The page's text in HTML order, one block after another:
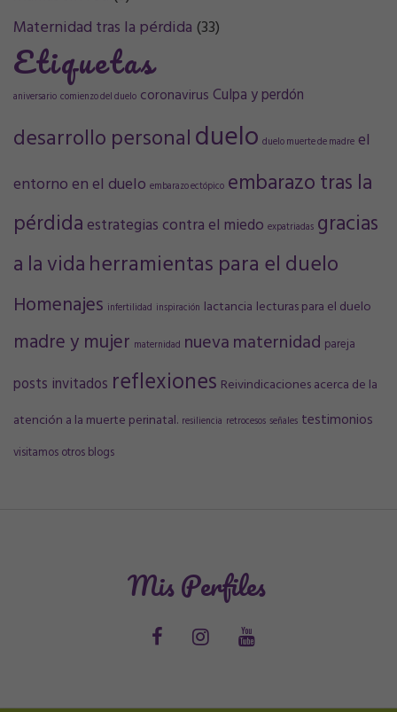
Maternidad tras la pérdida (33)
Etiquetas
aniversario comienzo del duelo coronavirus Culpa y perdón
desarrollo personalduelo duelo muerte de madre el
entorno en el duelo embarazo ectópico embarazo tras la
pérdida estrategias contra el miedo expatriadas gracias
a la vidaherramientas para el duelo
Homenajes infertilidad inspiración lactancia lecturas para el duelo
madre y mujer maternidad nueva maternidad pareja
posts invitados reflexiones Reivindicaciones acerca de la
atención a la muerte perinatal. resiliencia retrocesos señales testimonios
visitamos otros blogs
Mis Perfiles